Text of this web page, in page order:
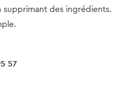
des ingrédients.
57